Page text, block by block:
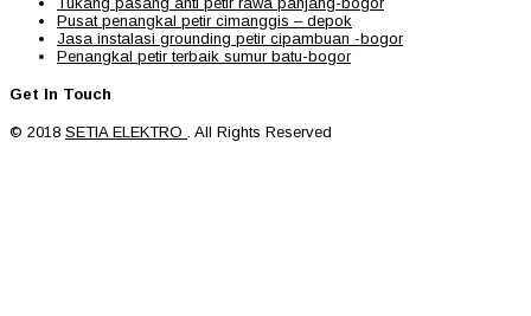
Pusat penangkal petir cimanggis – depok
Jasa instalasi grounding petir cipambuan -bogor
Penangkal petir terbaik sumur batu-bogor
Get In Touch
© 2018 SETIA ELEKTRO . All Rights Reserved